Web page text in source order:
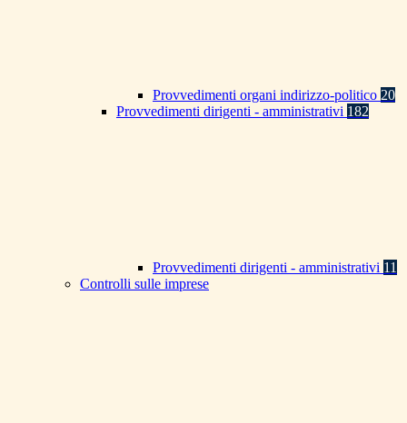
Provvedimenti organi indirizzo-politico 20
Provvedimenti dirigenti - amministrativi 182
Provvedimenti dirigenti - amministrativi 11
Controlli sulle imprese